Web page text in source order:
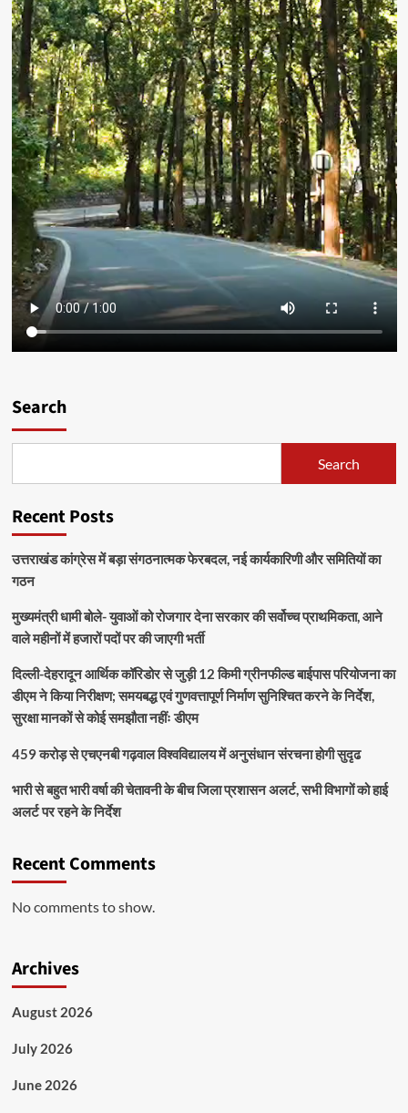
Search
Search
Recent Posts
उत्तराखंड कांग्रेस में बड़ा संगठनात्मक फेरबदल, नई कार्यकारिणी और समितियों का
गठन
मुख्यमंत्री धामी बोले- युवाओं को रोजगार देना सरकार की सर्वोच्च प्राथमिकता, आने
वाले महीनों में हजारों पदों पर की जाएगी भर्ती
दिल्ली-देहरादून आर्थिक कॉरिडोर से जुड़ी 12 किमी ग्रीनफील्ड बाईपास परियोजना का
डीएम ने किया निरीक्षण; समयबद्ध एवं गुणवत्तापूर्ण निर्माण सुनिश्चित करने के निर्देश,
सुरक्षा मानकों से कोई समझौता नहींः डीएम
459 करोड़ से एचएनबी गढ़वाल विश्वविद्यालय में अनुसंधान संरचना होगी सुदृढ
भारी से बहुत भारी वर्षा की चेतावनी के बीच जिला प्रशासन अलर्ट, सभी विभागों को हाई
अलर्ट पर रहने के निर्देश
Recent Comments
No comments to show.
Archives
August 2026
July 2026
June 2026